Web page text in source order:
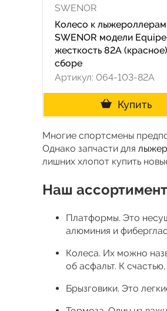
SWENOR
Колесо к лыжероллерам
SWENOR модели Equipe
жесткость 82A
сборе
Артикул: 064-103-82A
Купить
Многие спортсмены
Однако запчасти для
лишних хлопот купить
Наш
Платформы. Это
алюминия и
Колеса. Их можно
об асфальт. К
Брызговики. Это